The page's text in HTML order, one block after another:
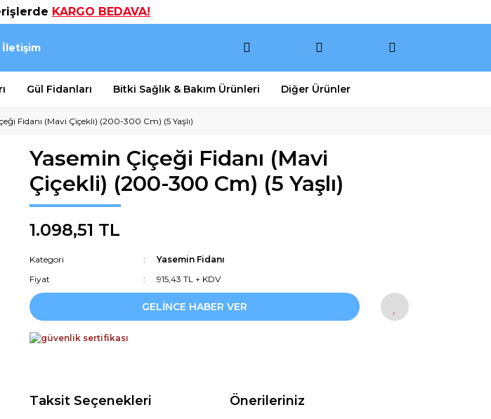
KARGO BEDAVA!
İletişim
Gül Fidanları Bitki Sağlık & Bakım Ürünleri Diğer Ürünler
Fidanı (Mavi Çiçekli) (200-300 Cm) (5 Yaşlı)
Yasemin Çiçeği Fidanı (Mavi
Çiçekli) (200-300 Cm) (5 Yaşlı)
1.098,51 TL
Kategori
Yasemin Fidanı
Fiyat
915,43 TL + KDV
GELİNCE HABER VER
Taksit Seçenekleri Önerileriniz